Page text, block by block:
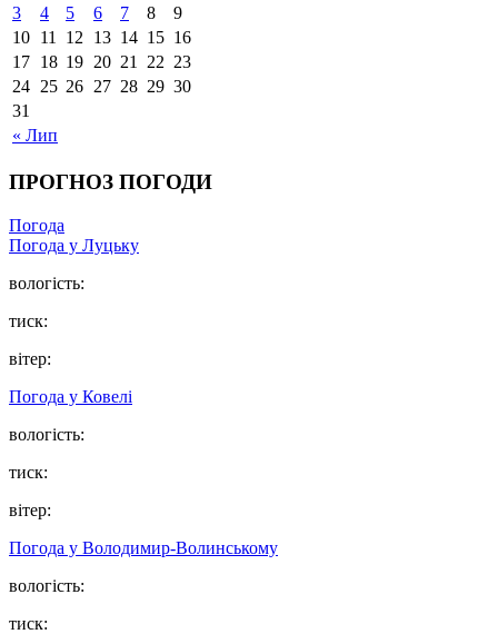
« Лип
3
4 5 6 7 8
9
10 11 12 13 14 15 16
17 18 19 20 21 22 23
24 25 26 27 28 29 30
31
ПРОГНОЗ ПОГОДИ
Погода
Погода у Луцьку
вологість:
тиск:
вітер:
Погода у Ковелі
вологість:
тиск:
вітер:
Погода у Володимир-Волинському
вологість:
тиск: